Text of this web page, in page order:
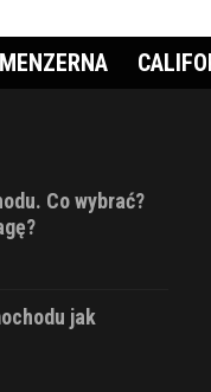
MENZERNA
Co wybrać?
jak